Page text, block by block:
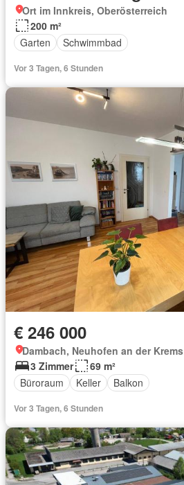
Ort im Innkreis, Oberösterreich
200 m²
Garten
Schwimmbad
Vor 3 Tagen, 6 Stunden
€ 246 000
Dambach, Neuhofen an der Krems
3 Zimmer
69 m²
Büroraum
Keller Balkon
Vor 3 Tagen, 6 Stunden